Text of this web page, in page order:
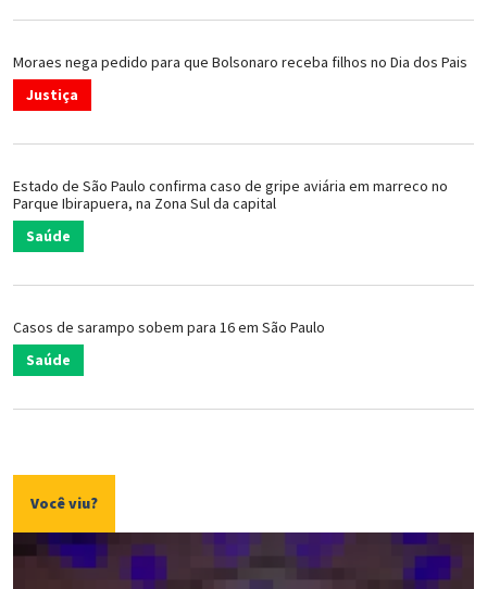
Moraes nega pedido para que Bolsonaro receba filhos no Dia dos Pais
Justiça
Estado de São Paulo confirma caso de gripe aviária em marreco no
Parque Ibirapuera, na Zona Sul da capital
Saúde
Casos de sarampo sobem para 16 em São Paulo
Saúde
Você viu?